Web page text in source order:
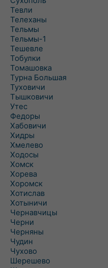
Тевли
Телеханы
Тельмы
Тельмы-1
Тешевле
Тобулки
Томашовка
Турна Большая
Туховичи
Тышковичи
Утес
Федоры
Хабовичи
Хидры
Хмелево
Ходосы
Хомск
Хорева
Хоромск
Хотислав
Хотыничи
Чернавчицы
Черни
Черняны
Чудин
Чухово
Шерешево